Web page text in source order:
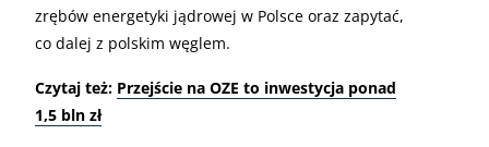
zrębów energetyki jądrowej w Polsce oraz zapytać,
co dalej z polskim węglem.
Czytaj też: Przejście na OZE to inwestycja ponad
1,5 bln zł